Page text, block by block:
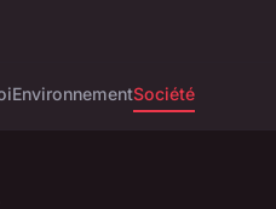
EnvironnementSociété